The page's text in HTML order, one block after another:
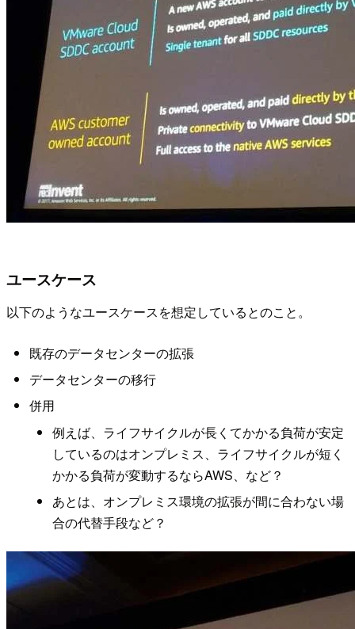
ユースケース
以下のようなユースケースを想定しているとのこと。
既存のデータセンターの拡張
データセンターの移行
併用
例えば、ライフサイクルが長くてかかる負荷が安定
しているのはオンプレミス、ライフサイクルが短く
かかる負荷が変動するならAWS、など？
あとは、オンプレミス環境の拡張が間に合わない場
合の代替手段など？